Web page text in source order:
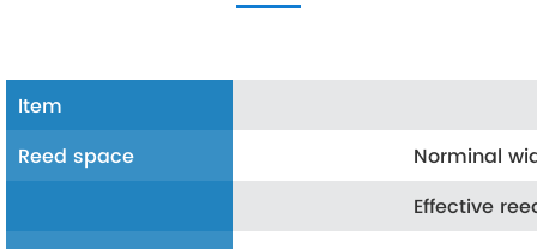
Item
Reed space
Norminal
Effective